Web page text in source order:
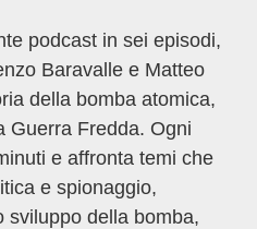
podcast in sei episodi,
Baravalle e Matteo
della bomba atomica,
Guerra Fredda. Ogni
e affronta temi che
e spionaggio,
sviluppo della bomba,